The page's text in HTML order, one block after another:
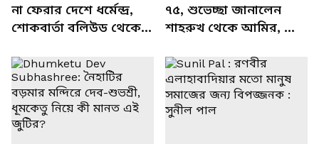
না ফেরার দেশে ধর্মেন্দ্র,
শোকবার্তা বলিউড থেকে
৭৫, শুভেচ্ছা জানালেন
শাহরুখ থেকে আমির, কী